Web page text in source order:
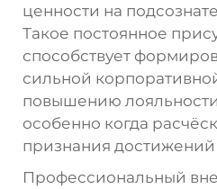
ценности на
Такое постоянное
способствует
сильной
повышению
особенно когда
признания
Профессиональный